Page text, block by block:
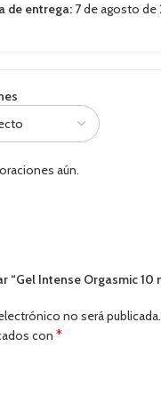
de entrega: 7 de agosto de
aún.
“Gel Intense Orgasmic 10
no será publicada.
con *